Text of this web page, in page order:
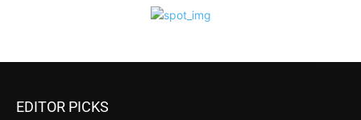
EDITOR PICKS